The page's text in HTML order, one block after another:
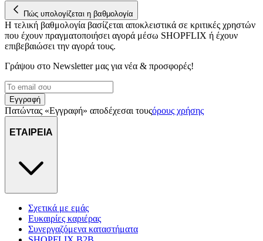
Πώς υπολογίζεται η βαθμολογία
Η τελική βαθμολογία βασίζεται αποκλειστικά σε κριτικές χρηστών
που έχουν πραγματοποιήσει αγορά μέσω SHOPFLIX ή έχουν
επιβεβαιώσει την αγορά τους.
Γράψου στο Νewsletter μας για νέα & προσφορές!
Εγγραφή
Πατώντας «Εγγραφή» αποδέχεσαι τουςόρους χρήσης
ΕΤΑΙΡΕΙΑ
Σχετικά με εμάς
Ευκαιρίες καριέρας
Συνεργαζόμενα καταστήματα